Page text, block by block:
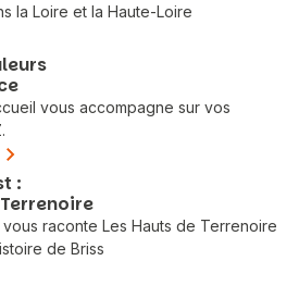
la Loire et la Haute-Loire
vous accompagne sur vos
:
vous raconte Les Hauts de Terrenoire
de Briss